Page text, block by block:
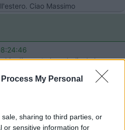
My Personal
sharing to third parties, or
or sensitive information for
Ciao Massimo
di questa 'parabolina' che
ma dal punto di vista
Desidero avere qualche opinione
o meno nel puntamento